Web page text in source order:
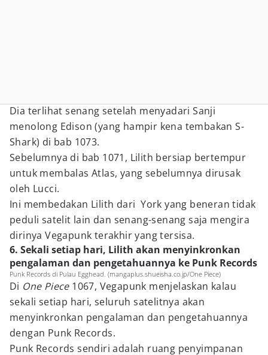
Dia terlihat senang setelah menyadari Sanji
menolong Edison (yang hampir kena tembakan S-
Shark) di bab 1073.
Sebelumnya di bab 1071, Lilith bersiap bertempur
untuk membalas Atlas, yang sebelumnya dirusak
oleh Lucci.
Ini membedakan Lilith dari York yang beneran tidak
peduli satelit lain dan senang-senang saja mengira
dirinya Vegapunk terakhir yang tersisa.
6. Sekali setiap hari, Lilith akan menyinkronkan
pengalaman dan pengetahuannya ke Punk Records
Punk Records di Pulau Egghead. (mangaplus.shueisha.co.jp/One Piece)
Di One Piece 1067, Vegapunk menjelaskan kalau
sekali setiap hari, seluruh satelitnya akan
menyinkronkan pengalaman dan pengetahuannya
dengan Punk Records.
Punk Records sendiri adalah ruang penyimpanan